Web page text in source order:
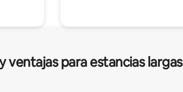
ventajas para estancias largas